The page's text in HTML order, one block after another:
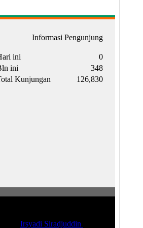
Informasi Pengunjung
ini
0
ini
348
Kunjungan
126,830
Irsyadi Siradjuddin